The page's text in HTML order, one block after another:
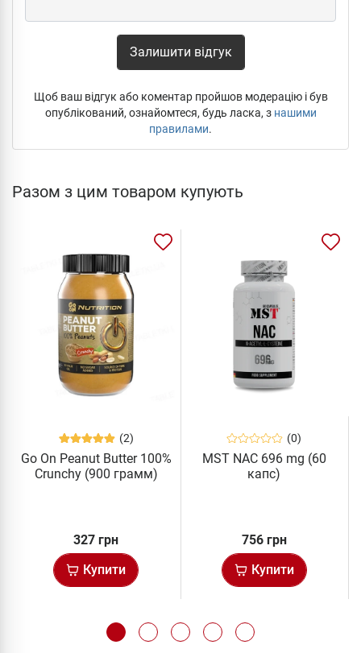
Залишити відгук
Щоб ваш відгук або коментар пройшов модерацію і був
опублікований, ознайомтеся, будь ласка, з нашими
правилами.
Разом з цим товаром купують
(2)
Go On Peanut Butter 100%
Crunchy (900 грамм)
327 грн
Купити
(0)
MST NAC 696 mg (60
капс)
756 грн
Купити